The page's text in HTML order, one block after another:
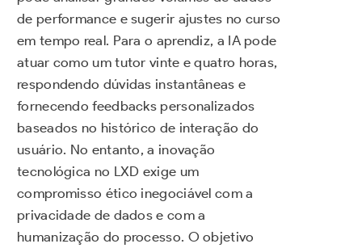
de performance e sugerir ajustes no curso
em tempo real. Para o aprendiz, a IA pode
atuar como um tutor vinte e quatro horas,
respondendo dúvidas instantâneas e
fornecendo feedbacks personalizados
baseados no histórico de interação do
usuário. No entanto, a inovação
tecnológica no LXD exige um
compromisso ético inegociável com a
privacidade de dados e com a
humanização do processo. O objetivo